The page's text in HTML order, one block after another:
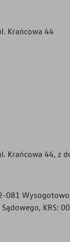
Krańcowa 44
Krańcowa 44, z
081
KRS: